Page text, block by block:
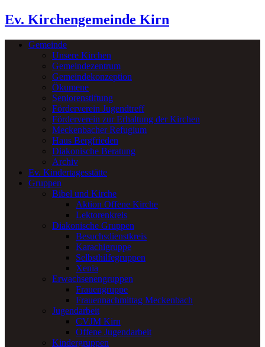
Ev. Kirchengemeinde Kirn
Gemeinde
Unsere Kirchen
Gemeindezentrum
Gemeindekonzeption
Ökumene
Seniorenstiftung
Förderverein Jugendtreff
Förderverein zur Erhaltung der Kirchen
Meckenbacher Refugium
Haus Bergfrieden
Diakonische Beratung
Archiv
Ev. Kindertagesstätte
Gruppen
Bibel und Kirche
Aktion Offene Kirche
Lektorenkreis
Diakonische Gruppen
Besuchsdienstkreis
Karachigruppe
Selbsthilfegruppen
Xenia
Erwachsenengruppen
Frauengruppe
Frauennachmittag Meckenbach
Jugendarbeit
CVJM Kirn
Offene Jugendarbeit
Kindergruppen